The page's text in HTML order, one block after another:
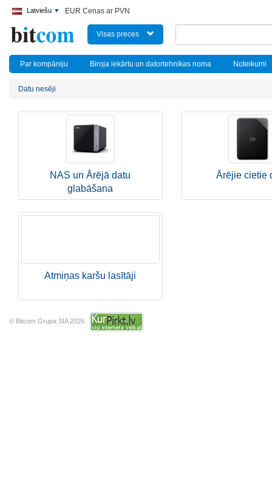
Latviešu EUR Cenas ar PVN
Visas preces
Par kompāniju Biroja iekārtu un datortehnikas noma Noteikumi
Datu nesēji
NAS un Ārējā datu
glabāšana
Ārējie cietie
Atmiņas karšu lasītāji
© Bitcom Grupa SIA 2026